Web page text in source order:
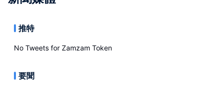
推特
No Tweets for Zamzam Token
要聞